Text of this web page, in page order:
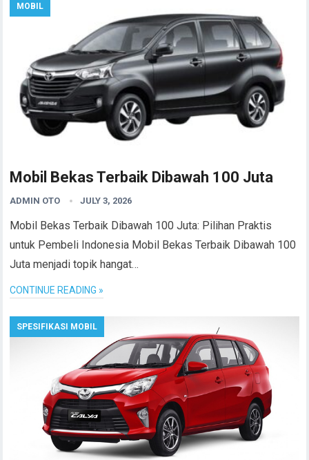
MOBIL
Mobil Bekas Terbaik Dibawah 100 Juta
ADMIN OTO JULY 3, 2026
Mobil Bekas Terbaik Dibawah 100 Juta: Pilihan Praktis
untuk Pembeli Indonesia Mobil Bekas Terbaik Dibawah 100
Juta menjadi topik hangat…
CONTINUE READING »
SPESIFIKASI MOBIL